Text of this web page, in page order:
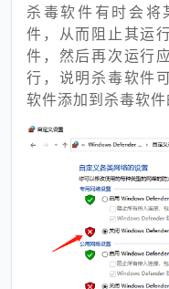
杀毒软件有时会将
件，从而阻止其运
件，然后再次运行
行，说明杀毒软件
软件添加到杀毒软件